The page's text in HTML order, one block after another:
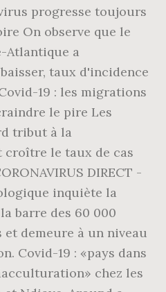
progresse toujours
On observe que le
Atlantique a
taux d'incidence
19 : les migrations
le pire Les
tribut à la
le taux de cas
DIRECT -
inquiète la
barre des 60 000
demeure à un niveau
Covid-19 : «pays dans
chez les